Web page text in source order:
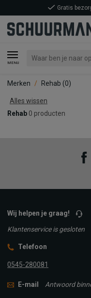
MENU
Gratis
Merken Rehab (0)
Alles wissen
Rehab 0 producten
Wij helpen je graag!
Klantenservice is gesloten
Telefoon
0545-280081
E-mail Antwoord